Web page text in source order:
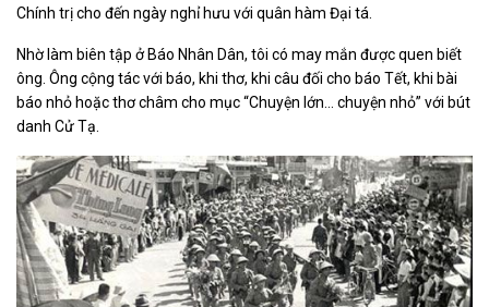
Chính trị cho đến ngày nghỉ hưu với quân hàm Đại tá.
Nhờ làm biên tập ở Báo Nhân Dân, tôi có may mắn được quen biết
ông. Ông cộng tác với báo, khi thơ, khi câu đối cho báo Tết, khi bài
báo nhỏ hoặc thơ châm cho mục “Chuyện lớn... chuyện nhỏ” với bút
danh Cử Tạ.